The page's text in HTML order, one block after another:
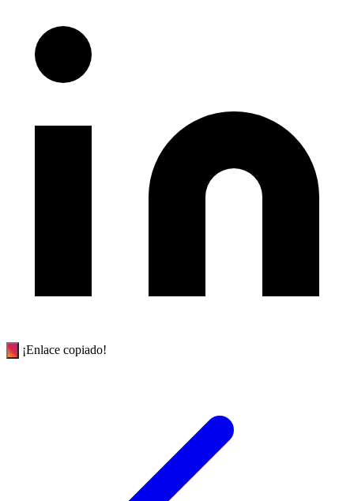
¡Enlace copiado!